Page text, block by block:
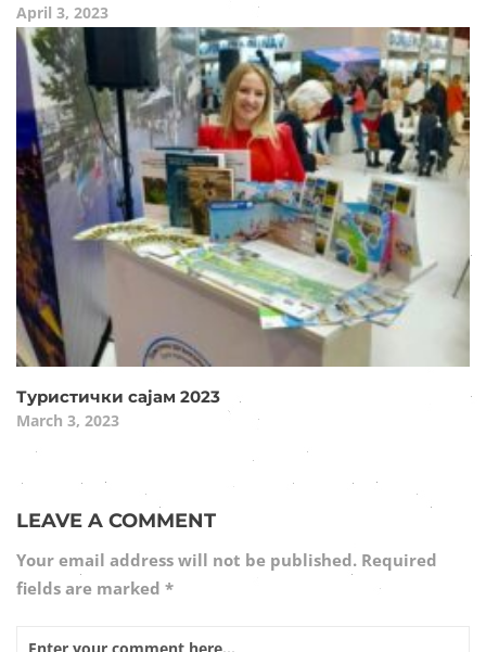
April 3, 2023
Туристички сајам 2023
March 3, 2023
LEAVE A COMMENT
Your email address will not be published. Required
fields are marked *